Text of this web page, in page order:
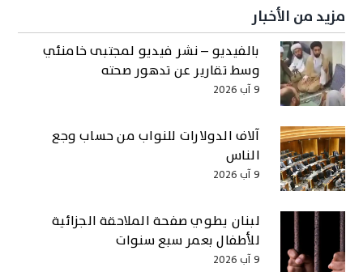
مزيد من الأخبار
بالفيديو – نشر فيديو لمجتبى خامنئي
وسط تقارير عن تدهور صحته
9 آب 2026
آلاف الدولارات للنواب من حساب وجع
الناس
9 آب 2026
لبنان يطوي صفحة الملاحقة الجزائية
للأطفال بعمر سبع سنوات
9 آب 2026